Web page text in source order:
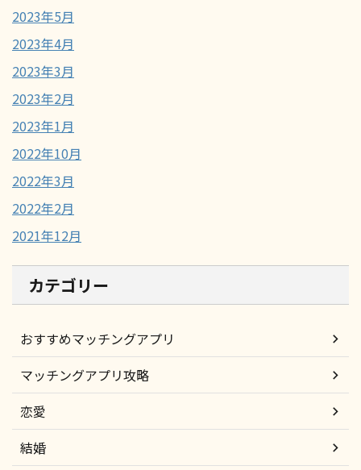
2023年5月
2023年4月
2023年3月
2023年2月
2023年1月
2022年10月
2022年3月
2022年2月
2021年12月
カテゴリー
おすすめマッチングアプリ
マッチングアプリ攻略
恋愛
結婚